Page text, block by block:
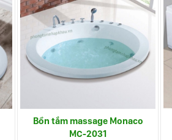
Bồn tắm massage Monaco
MC-2031